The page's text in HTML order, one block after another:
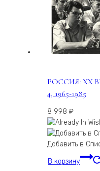
РОССИЯ: ХХ
4, 1965-1985
8 998 ₽
Добавить в
В корзину